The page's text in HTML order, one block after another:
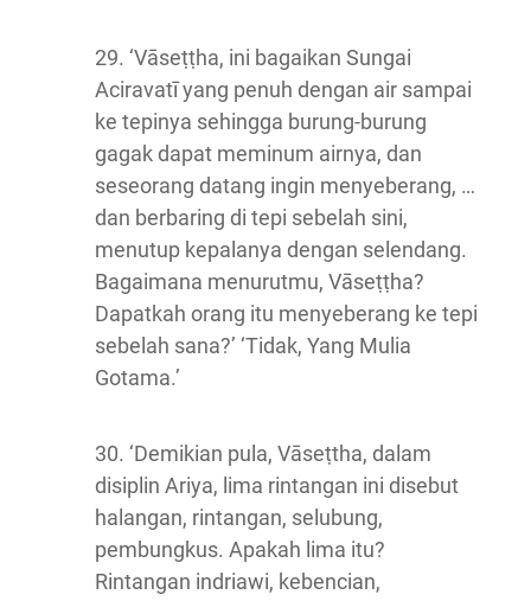
29. ‘Vāseṭṭha, ini bagaikan Sungai
Aciravatī yang penuh dengan air sampai
ke tepinya sehingga burung-burung
gagak dapat meminum airnya, dan
seseorang datang ingin menyeberang, …
dan berbaring di tepi sebelah sini,
menutup kepalanya dengan selendang.
Bagaimana menurutmu, Vāseṭṭha?
Dapatkah orang itu menyeberang ke tepi
sebelah sana?’ ‘Tidak, Yang Mulia
Gotama.’
30. ‘Demikian pula, Vāseṭtha, dalam
disiplin Ariya, lima rintangan ini disebut
halangan, rintangan, selubung,
pembungkus. Apakah lima itu?
Rintangan indriawi, kebencian,